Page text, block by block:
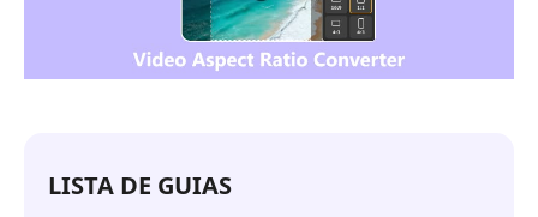
LISTA DE GUIAS